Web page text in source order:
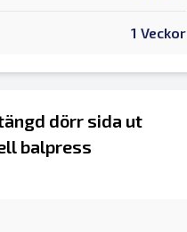
1 Veckor
dörr sida ut
balpress